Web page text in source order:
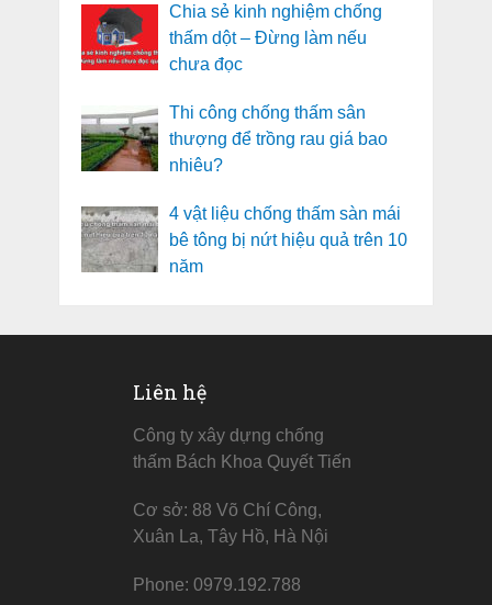
Chia sẻ kinh nghiệm chống
thấm dột – Đừng làm nếu
chưa đọc
Thi công chống thấm sân
thượng để trồng rau giá bao
nhiêu?
4 vật liệu chống thấm sàn mái
bê tông bị nứt hiệu quả trên 10
năm
Liên hệ
Công ty xây dựng chống
thấm Bách Khoa Quyết Tiến
Cơ sở: 88 Võ Chí Công,
Xuân La, Tây Hồ, Hà Nội
Phone: 0979.192.788